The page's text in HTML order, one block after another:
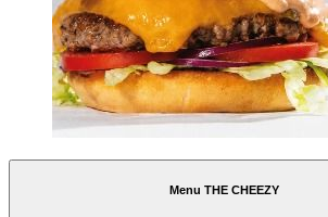
Menu THE CHEEZY